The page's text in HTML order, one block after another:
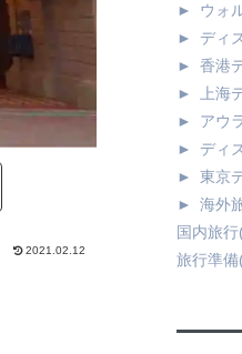
2021.02.12
►
ウォ
►
ディ
►
香港
►
上海
►
アウ
►
ディ
►
東京
►
海外
国内旅行
旅行準備